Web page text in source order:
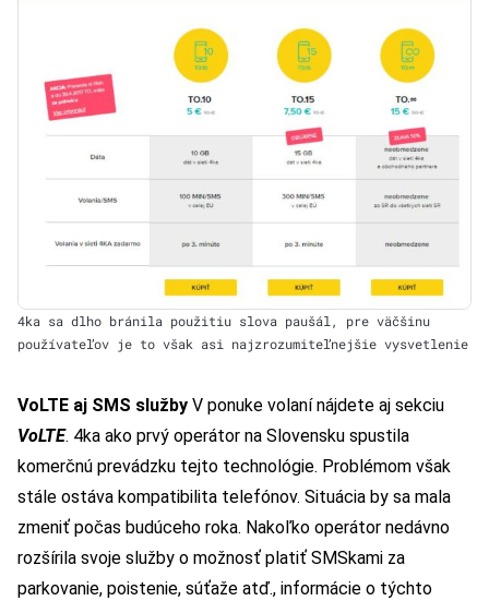
4ka sa dlho bránila použitiu slova paušál, pre väčšinu
používateľov je to však asi najzrozumiteľnejšie vysvetlenie
VoLTE aj SMS služby V ponuke volaní nájdete aj sekciu
VoLTE. 4ka ako prvý operátor na Slovensku spustila
komerčnú prevádzku tejto technológie. Problémom však
stále ostáva kompatibilita telefónov. Situácia by sa mala
zmeniť počas budúceho roka. Nakoľko operátor nedávno
rozšírila svoje služby o možnosť platiť SMSkami za
parkovanie, poistenie, súťaže atď., informácie o týchto